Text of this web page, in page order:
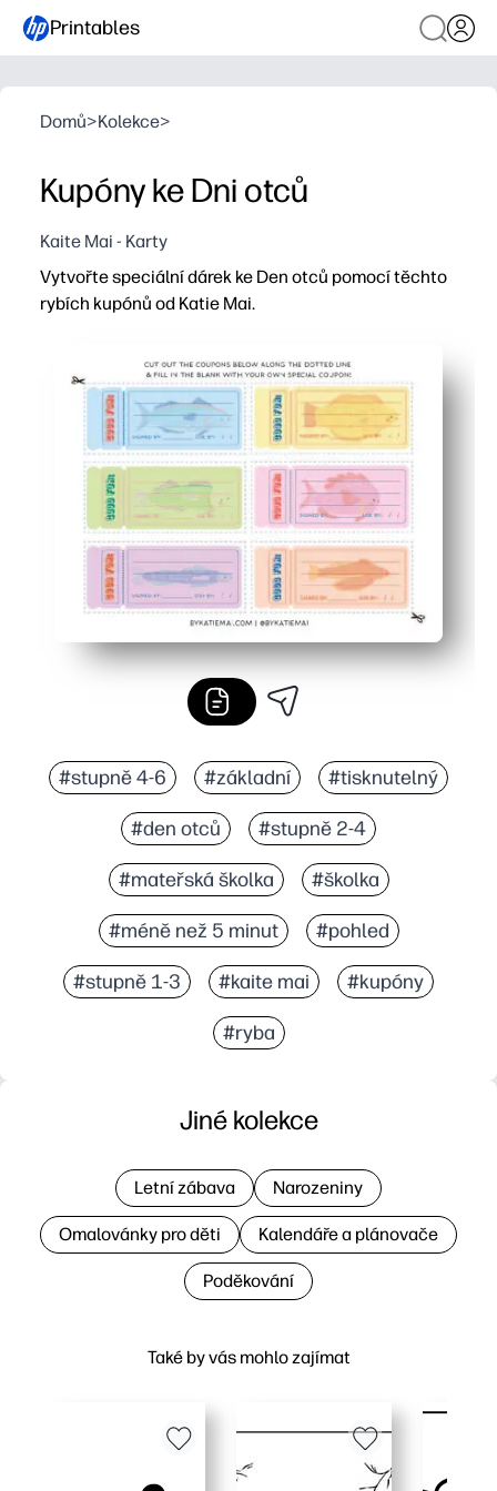
Printables
Domů>Kolekce>
Kupóny ke Dni otců
Kaite Mai - Karty
Vytvořte speciální dárek ke Den otců pomocí těchto
rybích kupónů od Katie Mai.
#stupně 4-6 #základní #tisknutelný
#den otců #stupně 2-4
#mateřská školka #školka
#méně než 5 minut #pohled
#stupně 1-3 #kaite mai #kupóny
#ryba
Také by vás mohlo zajímat
Jiné kolekce
Letní zábava Narozeniny
Omalovánky pro děti Kalendáře a plánovače
Poděkování